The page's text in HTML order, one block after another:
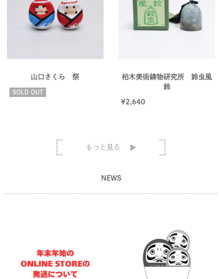
山口さくら 祭
SOLD OUT
柏木美術鋳物研究所 鈴虫風
鈴
¥2,640
もっと見る
NEWS